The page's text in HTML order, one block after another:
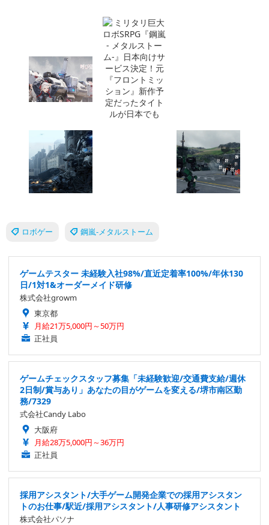
ロボゲー 鋼嵐-メタルストーム
ゲームテスター 未経験入社98%/直近定着率100%/年休130
日/1対1&オーダーメイド研修
株式会社growm
東京都
月給21万5,000円～50万円
正社員
ゲームチェックスタッフ募集「未経験歓迎/交通費支給/週休
2日制/賞与あり」あなたの目がゲームを変える/堺市南区勤
務/7329
式会社Candy Labo
大阪府
月給28万5,000円～36万円
正社員
採用アシスタント/大手ゲーム開発企業での採用アシスタン
トのお仕事/駅近/採用アシスタント/人事研修アシスタント
株式会社パソナ